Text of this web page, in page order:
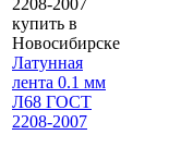
Латунная
лента 0.1 мм
Л68 ГОСТ
2208-2007